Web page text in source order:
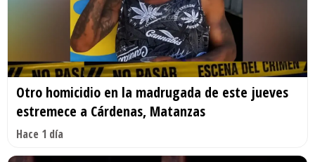
Otro homicidio en la madrugada de este jueves
estremece a Cárdenas, Matanzas
Hace 1 día